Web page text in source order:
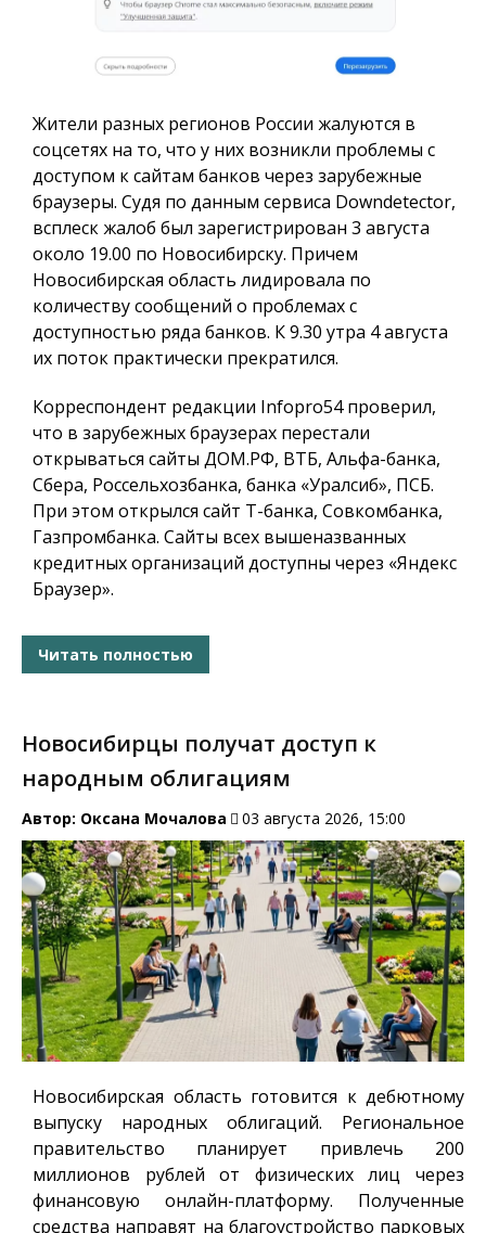
Жители разных регионов России жалуются в
соцсетях на то, что у них возникли проблемы с
доступом к сайтам банков через зарубежные
браузеры. Судя по данным сервиса Downdetector,
всплеск жалоб был зарегистрирован 3 августа
около 19.00 по Новосибирску. Причем
Новосибирская область лидировала по
количеству сообщений о проблемах с
доступностью ряда банков. К 9.30 утра 4 августа
их поток практически прекратился.
Корреспондент редакции Infopro54 проверил,
что в зарубежных браузерах перестали
открываться сайты ДОМ.РФ, ВТБ, Альфа-банка,
Сбера, Россельхозбанка, банка «Уралсиб», ПСБ.
При этом открылся сайт Т-банка, Совкомбанка,
Газпромбанка. Сайты всех вышеназванных
кредитных организаций доступны через «Яндекс
Браузер».
Читать полностью
Новосибирцы получат доступ к
народным облигациям
Автор: Оксана Мочалова 03 августа 2026, 15:00
Новосибирская область готовится к дебютному
выпуску народных облигаций. Региональное
правительство планирует привлечь 200
миллионов рублей от физических лиц через
финансовую онлайн-платформу. Полученные
средства направят на благоустройство парковых